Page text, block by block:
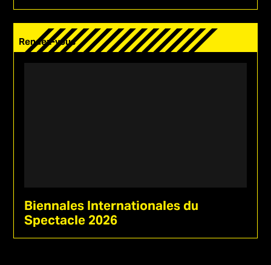
Rendez-vous
Biennales Internationales du
Spectacle 2026